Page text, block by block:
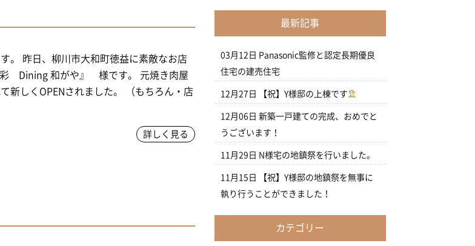
。 昨日、柳川市大和町徳益に素敵なお店
Dining 和がや』 様です。 元焼き肉屋
新しくOPENされました。 （もちろん・店
詳しく見る
最新記事
03月12日 Panasonic監修と認定長期優良
住宅の建売住宅
12月27日 【祝】Y様邸の上棟です
12月06日 新築一戸建ての完成、おめでと
うございます！
11月29日 N様宅の地鎮祭を行いました。
11月15日
【祝】Y様邸の地鎮祭を無事に
執り行うことができました！
カテゴリー